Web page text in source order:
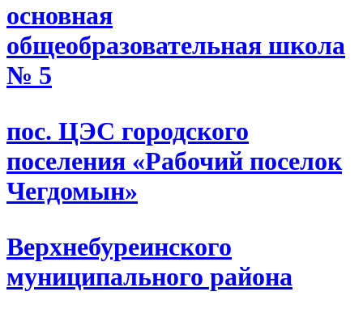
основная
общеобразовательная школа
№ 5
пос. ЦЭС городского
поселения «Рабочий поселок
Чегдомын»
Верхнебуреинского
муниципального района